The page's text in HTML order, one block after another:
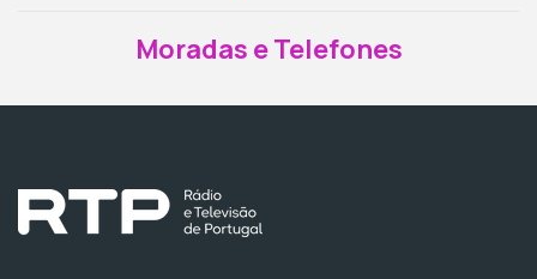
Moradas e Telefones